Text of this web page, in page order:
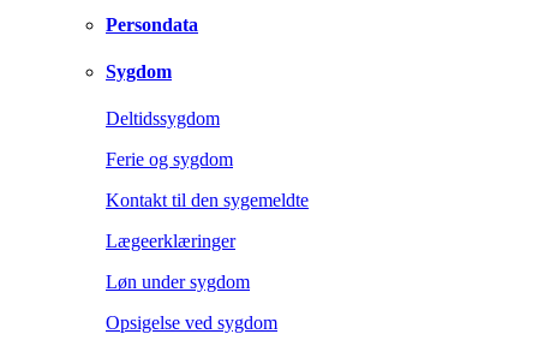
Persondata
Sygdom
Deltidssygdom
Ferie og sygdom
Kontakt til den sygemeldte
Lægeerklæringer
Løn under sygdom
Opsigelse ved sygdom